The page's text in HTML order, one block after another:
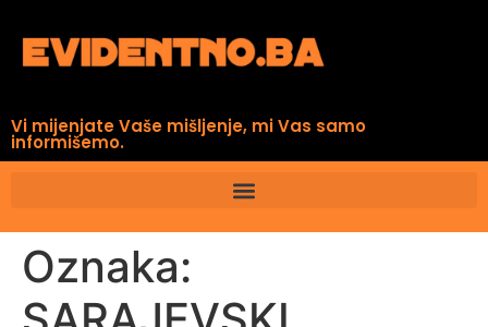
Vi mijenjate Vaše mišljenje, mi Vas samo
informišemo.
Oznaka: